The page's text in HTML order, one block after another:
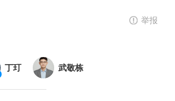
举报
丁玎 武敬栋